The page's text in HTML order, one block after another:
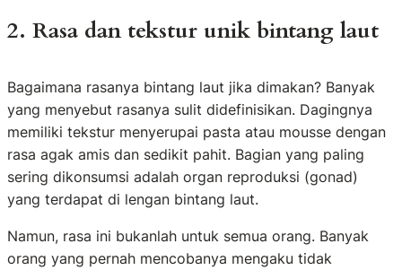
2. Rasa dan tekstur unik bintang laut
Bagaimana rasanya bintang laut jika dimakan? Banyak
yang menyebut rasanya sulit didefinisikan. Dagingnya
memiliki tekstur menyerupai pasta atau mousse dengan
rasa agak amis dan sedikit pahit. Bagian yang paling
sering dikonsumsi adalah organ reproduksi (gonad)
yang terdapat di lengan bintang laut.
Namun, rasa ini bukanlah untuk semua orang. Banyak
orang yang pernah mencobanya mengaku tidak